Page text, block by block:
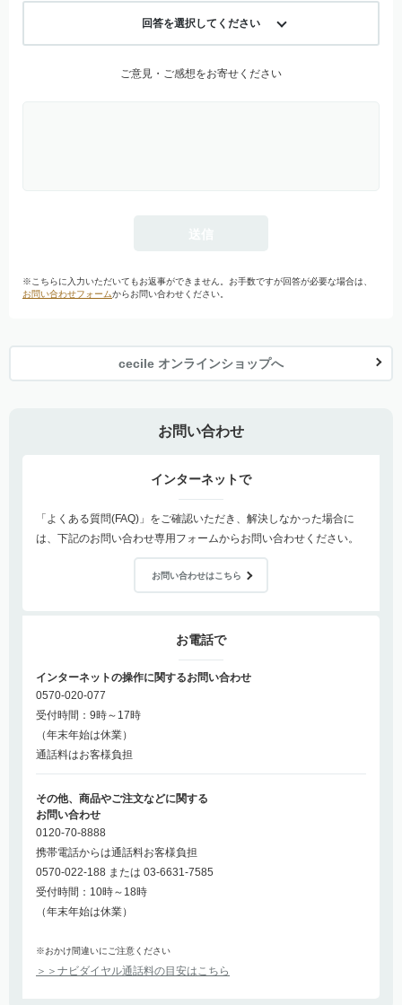
回答を選択してください
ご意見・ご感想をお寄せください
※こちらに入力いただいてもお返事ができません。お手数ですが回答が必要な場合は、
お問い合わせフォームからお問い合わせください。
cecile オンラインショップへ
お問い合わせ
インターネットで
「よくある質問(FAQ)」をご確認いただき、解決しなかった場合に
は、下記のお問い合わせ専用フォームからお問い合わせください。
お問い合わせはこちら
お電話で
インターネットの操作に関するお問い合わせ
0570-020-077
受付時間：9時～17時
（年末年始は休業）
通話料はお客様負担
その他、商品やご注文などに関する
お問い合わせ
0120-70-8888
携帯電話からは通話料お客様負担
0570-022-188 または 03-6631-7585
受付時間：10時～18時
（年末年始は休業）
※おかけ間違いにご注意ください
＞＞ナビダイヤル通話料の目安はこちら